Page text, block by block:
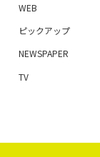
WEB
ピックアップ
NEWSPAPER
TV